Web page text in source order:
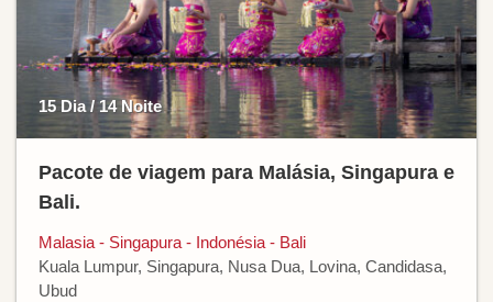
15 Dia / 14 Noite
Pacote de viagem para Malásia, Singapura e
Bali.
Malasia - Singapura - Indonésia - Bali
Kuala Lumpur, Singapura, Nusa Dua, Lovina, Candidasa,
Ubud